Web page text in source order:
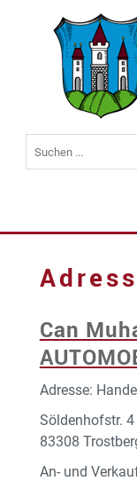
Can
Adresse:
Söldenhofstr. 4
83308
An- und